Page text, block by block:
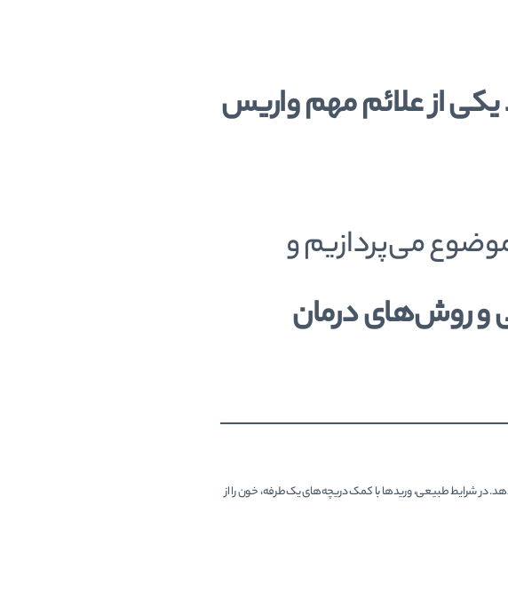
یکی از علائم مهم واریس
می‌پردازیم و
و روش‌های درمان
در شرایط طبیعی، وریدها با کمک دریچه‌های یک‌طرفه، خون را از